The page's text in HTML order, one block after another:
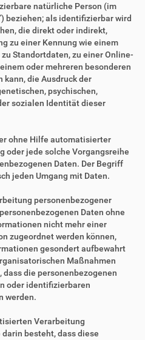
natürliche Person (im
beziehen; als identifizierbar wird
die direkt oder indirekt,
zu einer Kennung wie einem
Standortdaten, zu einer Online-
oder mehreren besonderen
die Ausdruck der
psychischen,
sozialen Identität dieser
ohne Hilfe automatisierter
oder jede solche Vorgangsreihe
Daten. Der Begriff
jeden Umgang mit Daten.
personenbezogener
Daten ohne
nicht mehr einer
zugeordnet werden können,
gesondert aufbewahrt
Maßnahmen
die personenbezogenen
oder identifizierbaren
werden.
Verarbeitung
besteht, dass diese